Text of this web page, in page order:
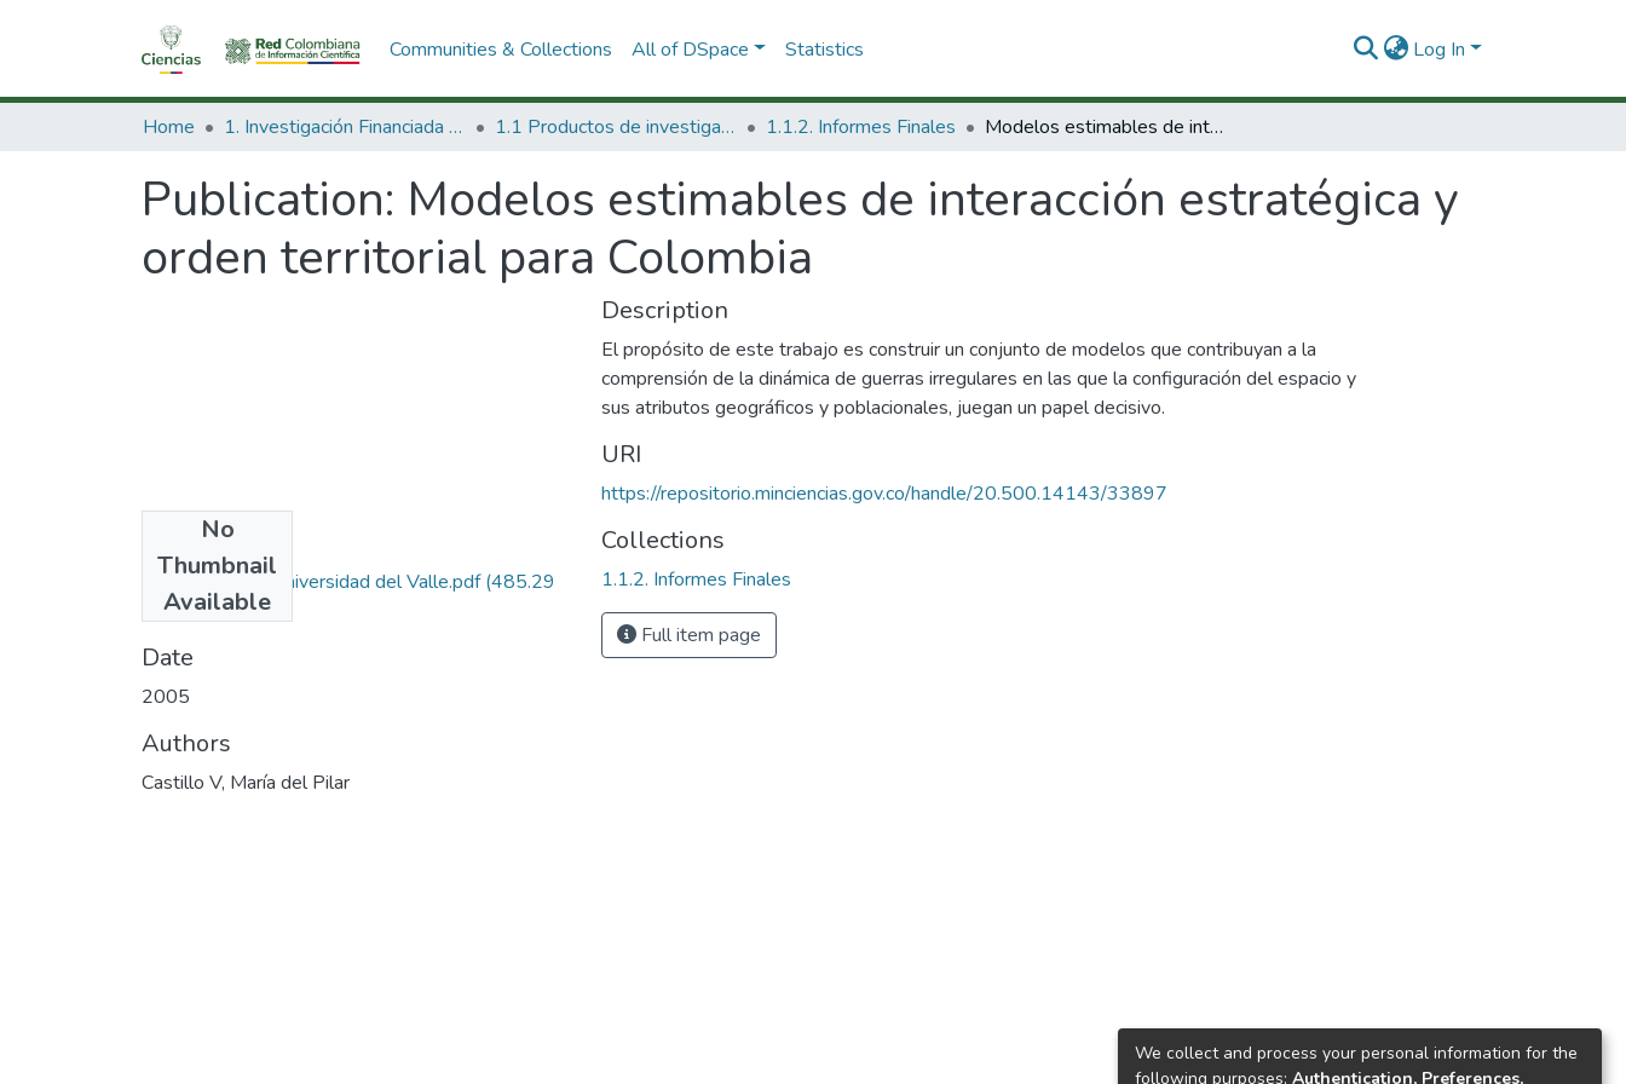
Communities & Collections All of DSpace Statistics Log In
Home 1. Investigación Financiada con Recursos Públicos 1.1 Productos de investigación 1.1.2. Informes Finales Modelos estimables de interacción estratégica y orden territorial para Colombia
Publication: Modelos estimables de interacción estratégica y
orden territorial para Colombia
No
Thumbnail
Available
Autorizacion Universidad del Valle.pdf(485.29
KB)
Date
2005
Authors
Castillo V, María del Pilar
Description
El propósito de este trabajo es construir un conjunto de modelos que contribuyan a la
comprensión de la dinámica de guerras irregulares en las que la configuración del espacio y
sus atributos geográficos y poblacionales, juegan un papel decisivo.
URI
https://repositorio.minciencias.gov.co/handle/20.500.14143/33897
Collections
1.1.2. Informes Finales
Full item page
We collect and process your personal information for the
following purposes: Authentication, Preferences,